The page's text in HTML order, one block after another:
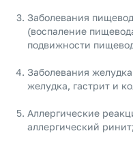
Заболевания
(воспаление
подвижности
Заболевания
желудка, гастрит и
Аллергические
аллергический ринит;